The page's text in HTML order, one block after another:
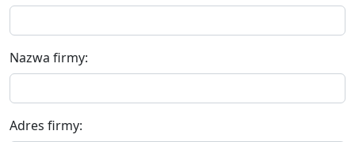
Nazwa firmy:
Adres firmy: